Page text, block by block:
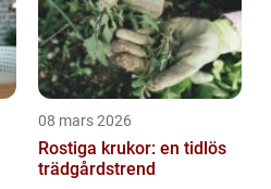
08 mars 2026
Rostiga krukor: en tidlös
trädgårdstrend